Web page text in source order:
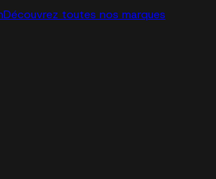
Découvrez toutes nos marques